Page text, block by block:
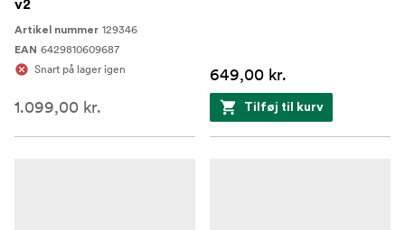
v2
Artikel nummer 129346
EAN 6429810609687
Snart på lager igen
1.099,00 kr.
649,00 kr.
Tilføj til kurv